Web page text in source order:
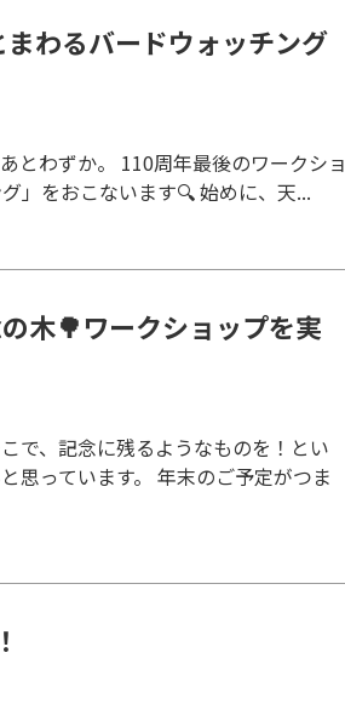
わるバードウォッチング
とわずか。 110周年最後のワークショ
」をおこないます🔍 始めに、天...
木🌳ワークショップを実
で、記念に残るようなものを！とい
思っています。 年末のご予定がつま